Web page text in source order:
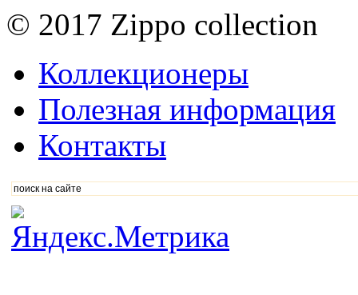
© 2017 Zippo collection
Коллекционеры
Полезная информация
Контакты